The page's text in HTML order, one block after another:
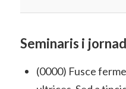
Seminaris i
(0000) Fusce